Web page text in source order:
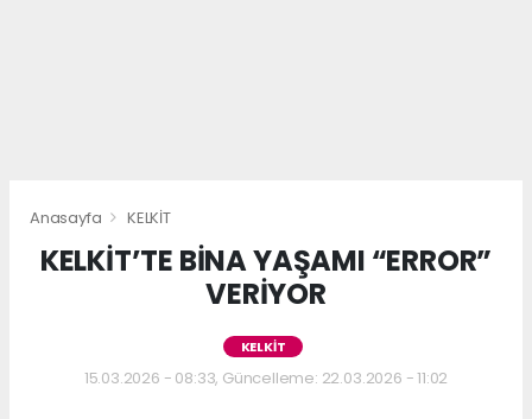
Anasayfa KELKİT
KELKİT’TE BİNA YAŞAMI “ERROR”
VERİYOR
KELKİT
15.03.2026 - 08:33, Güncelleme: 22.03.2026 - 11:02